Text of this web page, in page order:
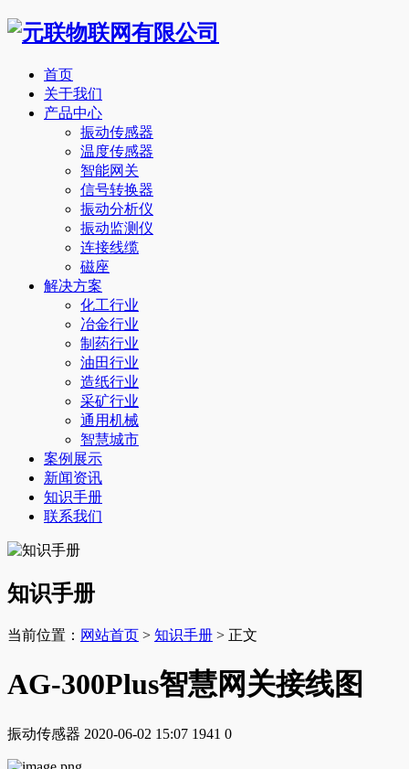
首页
关于我们
产品中心
振动传感器
温度传感器
智能网关
信号转换器
振动分析仪
振动监测仪
连接线缆
磁座
解决方案
化工行业
冶金行业
制药行业
油田行业
造纸行业
采矿行业
通用机械
智慧城市
案例展示
新闻资讯
知识手册
联系我们
知识手册
当前位置： 网站首页 > 知识手册 > 正文
AG-300Plus智慧网关接线图
振动传感器 2020-06-02 15:07 1941 0